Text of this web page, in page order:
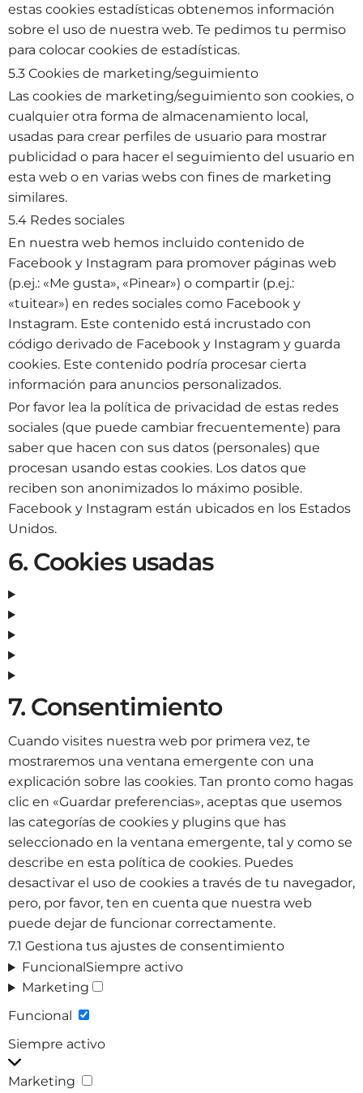
estas cookies estadísticas obtenemos información
sobre el uso de nuestra web. Te pedimos tu permiso
para colocar cookies de estadísticas.
5.3 Cookies de marketing/seguimiento
Las cookies de marketing/seguimiento son cookies, o
cualquier otra forma de almacenamiento local,
usadas para crear perfiles de usuario para mostrar
publicidad o para hacer el seguimiento del usuario en
esta web o en varias webs con fines de marketing
similares.
5.4 Redes sociales
En nuestra web hemos incluido contenido de
Facebook y Instagram para promover páginas web
(p.ej.: «Me gusta», «Pinear») o compartir (p.ej.:
«tuitear») en redes sociales como Facebook y
Instagram. Este contenido está incrustado con
código derivado de Facebook y Instagram y guarda
cookies. Este contenido podría procesar cierta
información para anuncios personalizados.
Por favor lea la política de privacidad de estas redes
sociales (que puede cambiar frecuentemente) para
saber que hacen con sus datos (personales) que
procesan usando estas cookies. Los datos que
reciben son anonimizados lo máximo posible.
Facebook y Instagram están ubicados en los Estados
Unidos.
6. Cookies usadas
7. Consentimiento
Cuando visites nuestra web por primera vez, te
mostraremos una ventana emergente con una
explicación sobre las cookies. Tan pronto como hagas
clic en «Guardar preferencias», aceptas que usemos
las categorías de cookies y plugins que has
seleccionado en la ventana emergente, tal y como se
describe en esta política de cookies. Puedes
desactivar el uso de cookies a través de tu navegador,
pero, por favor, ten en cuenta que nuestra web
puede dejar de funcionar correctamente.
7.1 Gestiona tus ajustes de consentimiento
Funcional Siempre activo
Marketing
Funcional
Siempre activo
Marketing